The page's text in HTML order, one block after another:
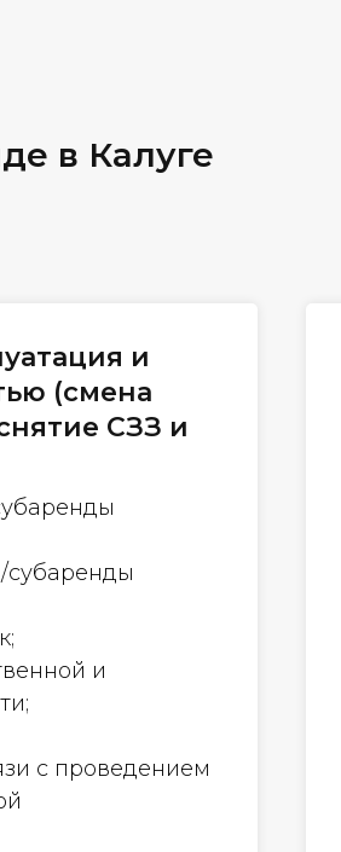
в Калуге
и
(смена
СЗЗ и
субаренды
и
с проведением